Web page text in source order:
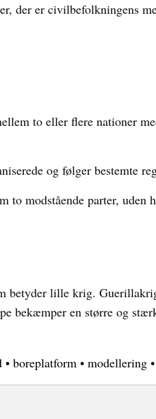
der er civilbefolkningens
to eller flere nationer
og følger bestemte
to modstående parter, uden
betyder lille krig.
bekæmper en større og
• boreplatform • modellering •